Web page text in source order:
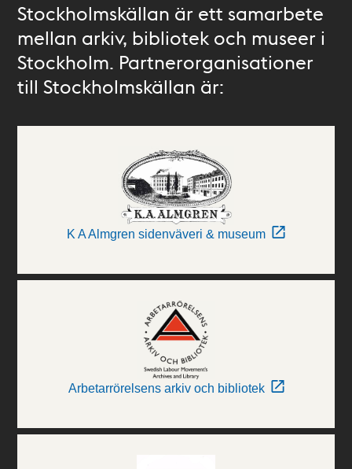
Stockholmskällan är ett samarbete
mellan arkiv, bibliotek och museer i
Stockholm. Partnerorganisationer
till Stockholmskällan är:
K A Almgren sidenväveri & museum
Arbetarrörelsens arkiv och bibliotek